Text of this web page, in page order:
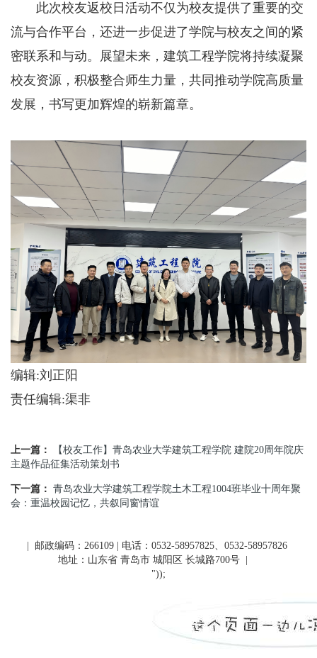
此次校友返校日活动不仅为校友提供了重要的交
流与合作平台，还进一步促进了学院与校友之间的紧
密联系和与动。展望未来，建筑工程学院将持续凝聚
校友资源，积极整合师生力量，共同推动学院高质量
发展，书写更加辉煌的崭新篇章。
编辑:刘正阳
责任编辑:渠非
上一篇：
【校友工作】青岛农业大学建筑工程学院 建院20周年院庆
主题作品征集活动策划书
下一篇： 青岛农业大学建筑工程学院土木工程1004班毕业十周年聚
会：重温校园记忆，共叙同窗情谊
| 邮政编码：266109 | 电话：0532-58957825、0532-58957826
地址：山东省 青岛市 城阳区 长城路700号 |
"));